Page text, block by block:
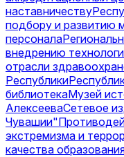
наставничеству
подбору и развитию
персонала
внедрению
отрасли
Республики
библиотекаМузей
АлексееваСетевое
Чувашии"
экстремизма и
качества